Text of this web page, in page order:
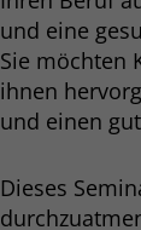
und eine
Sie möchten
ihnen
und einen
Dieses